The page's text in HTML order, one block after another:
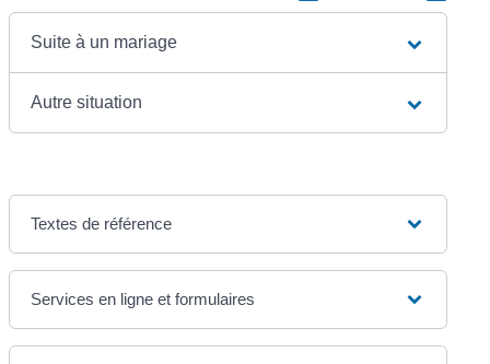
Suite à un mariage
Autre situation
Textes de référence
Services en ligne et formulaires